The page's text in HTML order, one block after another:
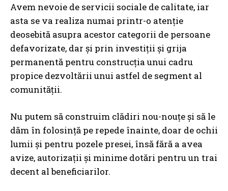
Avem nevoie de servicii sociale de calitate, iar
asta se va realiza numai printr-o atenție
deosebită asupra acestor categorii de persoane
defavorizate, dar și prin investiții și grija
permanentă pentru construcția unui cadru
propice dezvoltării unui astfel de segment al
comunității.
Nu putem să construim clădiri nou-nouțe și să le
dăm în folosință pe repede înainte, doar de ochii
lumii și pentru pozele presei, însă fără a avea
avize, autorizații și minime dotări pentru un trai
decent al beneficiarilor.